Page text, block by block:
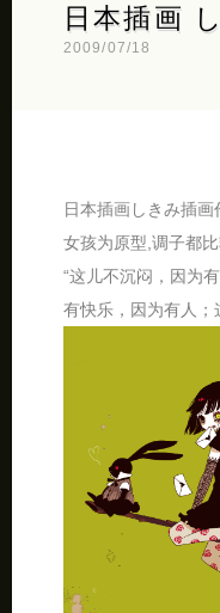
日本插画
2009/07/18
日本插画しきみ插
女孩为原型,调子都比
“这儿不沉闷，因为
有快乐，因为有人